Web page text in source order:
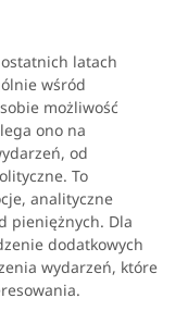
latach
wśród
możliwość
ono na
od
To
analityczne
pieniężnych. Dla
dodatkowych
wydarzeń, które